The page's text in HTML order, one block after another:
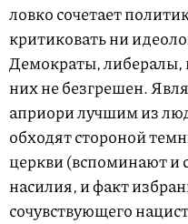
ловко сочетает
критиковать ни
Демократы, либералы,
них не безгрешен.
априори лучшим из
обходят стороной
церкви (вспоминают и
насилия, и факт
сочувствующего